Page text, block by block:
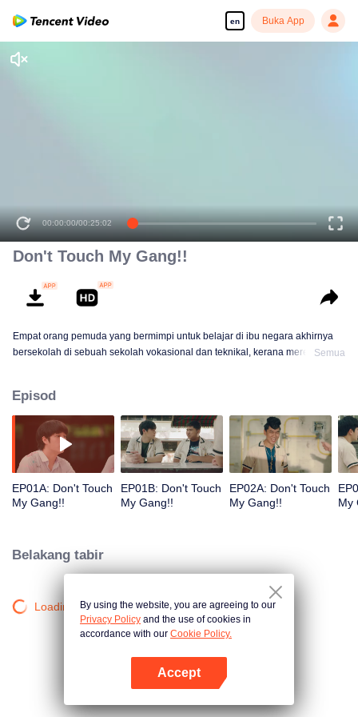
en Buka App
00:00:00/00:25:02
Don't Touch My Gang!!
Empat orang pemuda yang bermimpi untuk belajar di ibu negara akhirnya
bersekolah di sebuah sekolah vokasional dan teknikal, kerana mereka salah
mengubah hidup mereka.
Semua
Episod
EP01A: Don't Touch
My Gang!!
EP01B: Don't Touch
My Gang!!
EP02A: Don't Touch
My Gang!!
My
Belakang tabir
Loading…By using the website, you are agreeing to our
Privacy Policy and the use of cookies in
accordance with our Cookie Policy.
Accept